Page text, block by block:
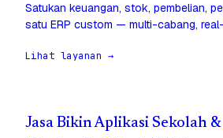
Satukan keuangan, stok, pembelian,
satu ERP custom — multi-cabang,
Lihat layanan →
Jasa Bikin Aplikasi Sekolah &